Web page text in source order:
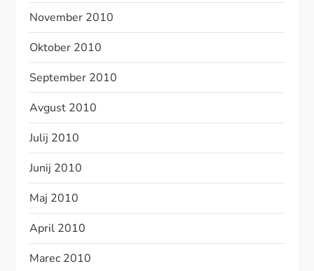
November 2010
Oktober 2010
September 2010
Avgust 2010
Julij 2010
Junij 2010
Maj 2010
April 2010
Marec 2010